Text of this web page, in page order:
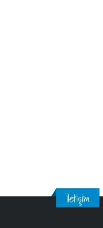
İletişim